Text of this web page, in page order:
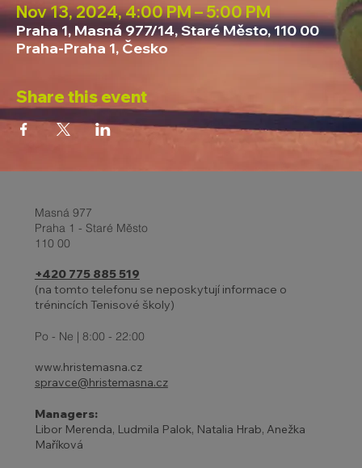
Nov 13, 2024, 4:00 PM – 5:00 PM
Praha 1, Masná 977/14, Staré Město, 110 00
Praha-Praha 1, Česko
Share this event
Masná 977
Praha 1 - Staré Město
110 00
+420 775 885 519
(na tomto telefonu se neposkytují informace o
trénincích Tenisové školy)
Po - Ne | 8:00 - 22:00
www.hristemasna.cz
spravce@hristemasna.cz
Managers:
Libor Merenda, Ludmila Palok, Natalia Hrab, Anežka
Maříková